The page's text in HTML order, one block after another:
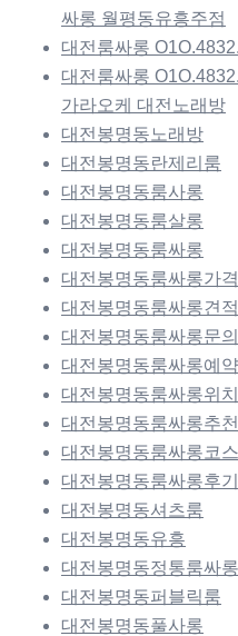
싸롱 월평동유흥주점
대전룸싸롱
대전룸싸롱
가라오케 대전노래방
대전봉명동노래방
대전봉명동란제리룸
대전봉명동룸사롱
대전봉명동룸살롱
대전봉명동룸싸롱
대전봉명동룸싸롱가격
대전봉명동룸싸롱견적
대전봉명동룸싸롱문의
대전봉명동룸싸롱예약
대전봉명동룸싸롱위치
대전봉명동룸싸롱추천
대전봉명동룸싸롱코스
대전봉명동룸싸롱후기
대전봉명동셔츠룸
대전봉명동유흥
대전봉명동정통룸싸롱
대전봉명동퍼블릭룸
대전봉명동풀사롱